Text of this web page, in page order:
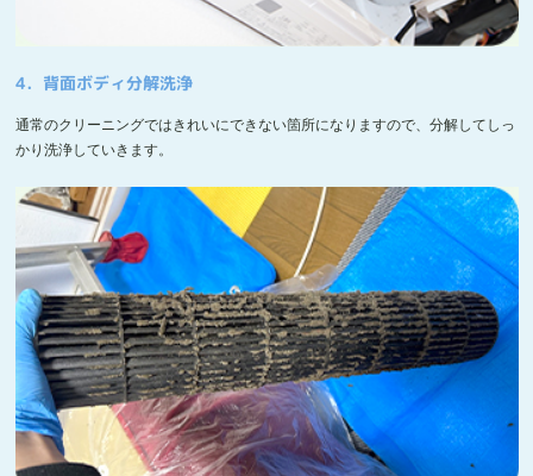
4．背面ボディ分解洗浄
通常のクリーニングではきれいにできない箇所になりますので、分解してしっ
かり洗浄していきます。